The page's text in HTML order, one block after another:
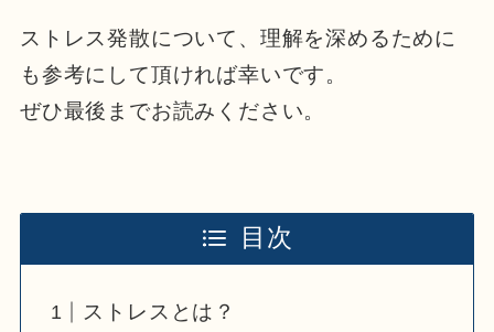
ストレス発散について、理解を深めるために
も参考にして頂ければ幸いです。
ぜひ最後までお読みください。
目次
ストレスとは？